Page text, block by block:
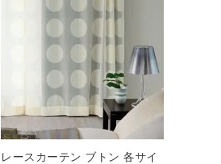
レースカーテン ブトン 各サイ